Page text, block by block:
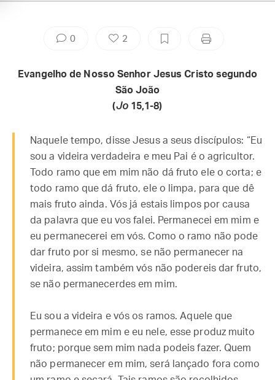
0 2
Evangelho de Nosso Senhor Jesus Cristo segundo
São João
(Jo15,1-8)
Naquele tempo, disse Jesus a seus discípulos: “Eu
sou a videira verdadeira e meu Pai é o agricultor.
Todo ramo que em mim não dá fruto ele o corta; e
todo ramo que dá fruto, ele o limpa, para que dê
mais fruto ainda. Vós já estais limpos por causa
da palavra que eu vos falei. Permanecei em mim e
eu permanecerei em vós. Como o ramo não pode
dar fruto por si mesmo, se não permanecer na
videira, assim também vós não podereis dar fruto,
se não permanecerdes em mim.
Eu sou a videira e vós os ramos. Aquele que
permanece em mim e eu nele, esse produz muito
fruto; porque sem mim nada podeis fazer. Quem
não permanecer em mim, será lançado fora como